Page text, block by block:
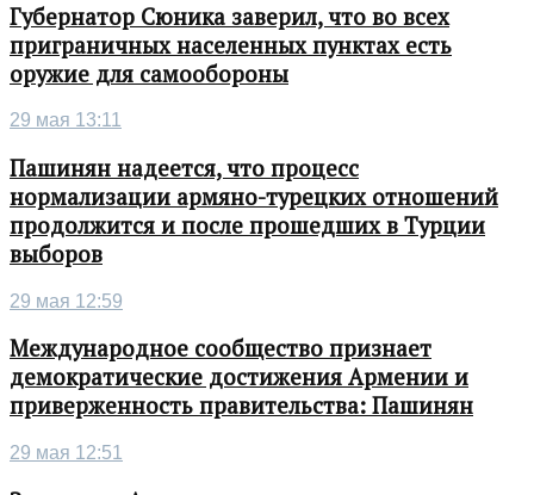
Губернатор Сюника заверил, что во всех
приграничных населенных пунктах есть
оружие для самообороны
29 мая 13:11
Пашинян надеется, что процесс
нормализации армяно-турецких отношений
продолжится и после прошедших в Турции
выборов
29 мая 12:59
Международное сообщество признает
демократические достижения Армении и
приверженность правительства: Пашинян
29 мая 12:51